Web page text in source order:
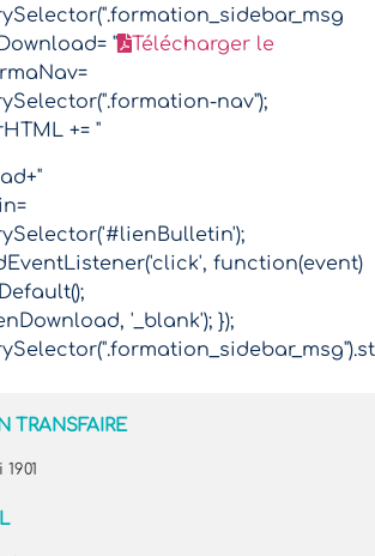
"
Télécharger le
nav");
+= "
function(event)
'_blank'); });
TRANSFAIRE